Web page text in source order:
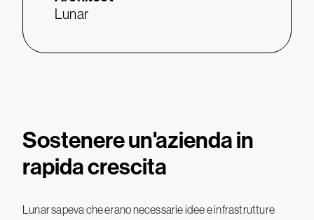
Lunar
Sostenere un'azienda in
rapida crescita
Lunar sapeva che erano necessarie idee e infrastrutture